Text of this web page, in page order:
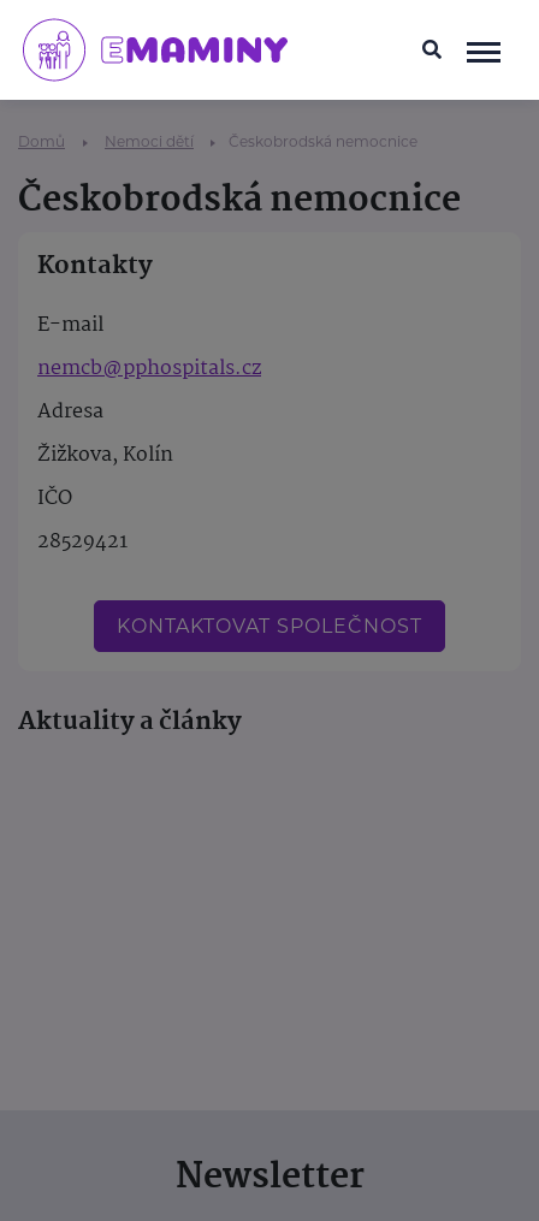
Domů Nemoci dětí Českobrodská nemocnice
Českobrodská nemocnice
Kontakty
E-mail
nemcb@pphospitals.cz
Adresa
Žižkova, Kolín
IČO
28529421
KONTAKTOVAT SPOLEČNOST
Aktuality a články
Newsletter